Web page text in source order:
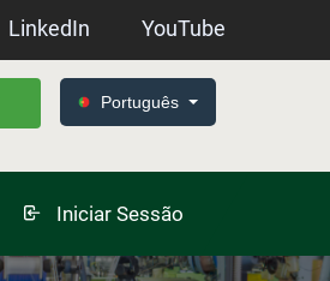
LinkedIn YouTube
Português
Iniciar Sessão